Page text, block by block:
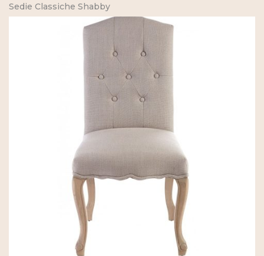
Sedie Classiche Shabby